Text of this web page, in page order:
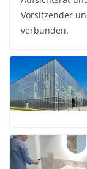
Vorsitzender
verbunden.